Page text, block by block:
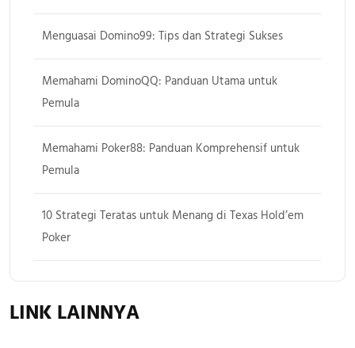
Menguasai Domino99: Tips dan Strategi Sukses
Memahami DominoQQ: Panduan Utama untuk
Pemula
Memahami Poker88: Panduan Komprehensif untuk
Pemula
10 Strategi Teratas untuk Menang di Texas Hold’em
Poker
LINK LAINNYA